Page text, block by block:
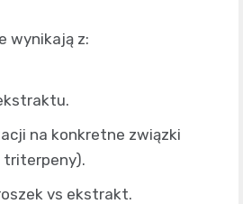
wynikają z:
na konkretne związki
triterpeny).
vs ekstrakt.